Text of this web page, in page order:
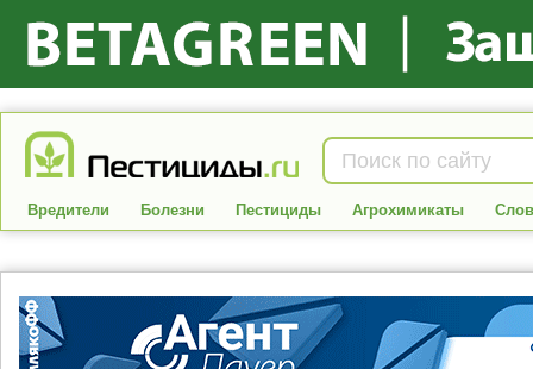
Вредители Болезни Пестициды Агрохимикаты